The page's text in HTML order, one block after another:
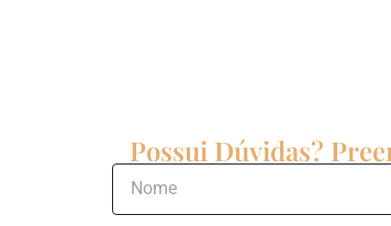
Possui Dúvidas?